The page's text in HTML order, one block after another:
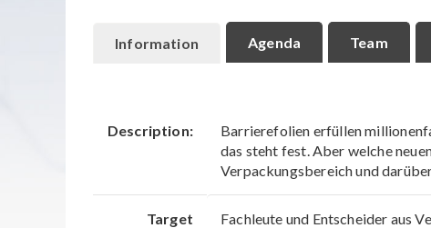
Information Agenda Team
Description:
Barrierefolien erfüllen
das steht fest. Aber welche
Verpackungsbereich und
Target
Fachleute und Entscheider aus